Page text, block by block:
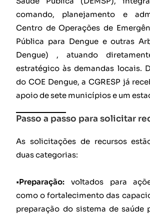
comando, planejamento e
Centro de Operações de
Pública para Dengue e outras
Dengue) , atuando
estratégico às demandas locais.
do COE Dengue, a CGRESP já
apoio de sete municípios e um
Passo a passo para solicitar
As solicitações de recursos
duas categorias:
•Preparação: voltados para
como o fortalecimento das
preparação do sistema de saúde